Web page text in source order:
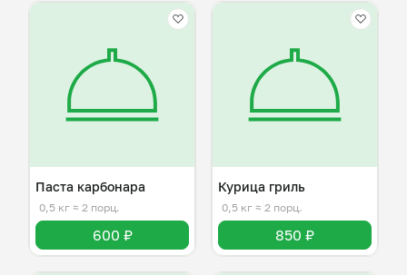
Паста карбонара
0,5 кг ≈ 2 порц.
600 ₽
Курица гриль
0,5 кг ≈ 2 порц.
850 ₽